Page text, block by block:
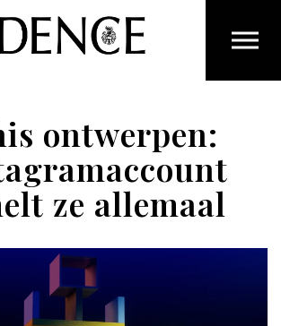
en ga direct naar de inhoud
ontwerpen:
ze allemaal